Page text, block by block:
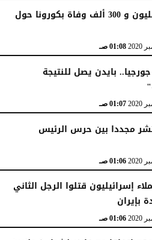
أكثر من مليون و 300 ألف وفاة بكورونا حول
01:08 صـ
بايدن يصل للنتيجة
01:07 صـ
مجددا بين حرس الرئيس
01:06 صـ
إسرائيليون قتلوا الرجل الثاني
بإيران
01:06 صـ